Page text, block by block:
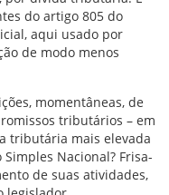
do artigo 805 do
aqui usado por
de modo menos
momentâneas, de
tributários – em
tributária mais elevada
Nacional? Frisa-
de suas atividades,